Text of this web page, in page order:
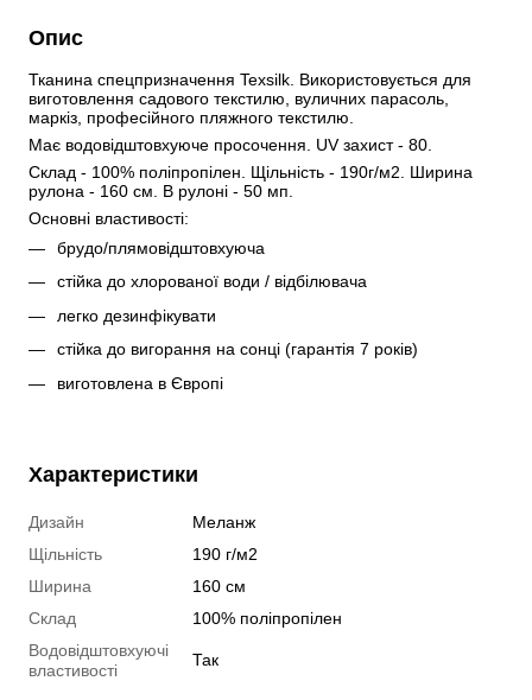
Опис
Тканина спецпризначення Texsilk. Використовується для
виготовлення садового текстилю, вуличних парасоль,
маркіз, професійного пляжного текстилю.
Має водовідштовхуюче просочення. UV захист - 80.
Склад - 100% поліпропілен. Щільність - 190г/м2. Ширина
рулона - 160 см. В рулоні - 50 мп.
Основні властивості:
брудо/плямовідштовхуюча
стійка до хлорованої води / відбілювача
легко дезинфікувати
стійка до вигорання на сонці (гарантія 7 років)
виготовлена в Європі
Характеристики
Дизайн
Меланж
Щільність
190 г/м2
Ширина
160 см
Склад
100% поліпропілен
Водовідштовхуючі
властивості
Так